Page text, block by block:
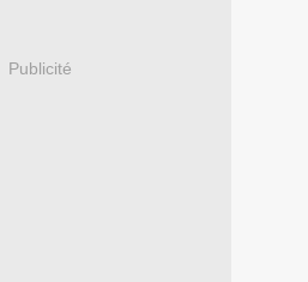
Publicité